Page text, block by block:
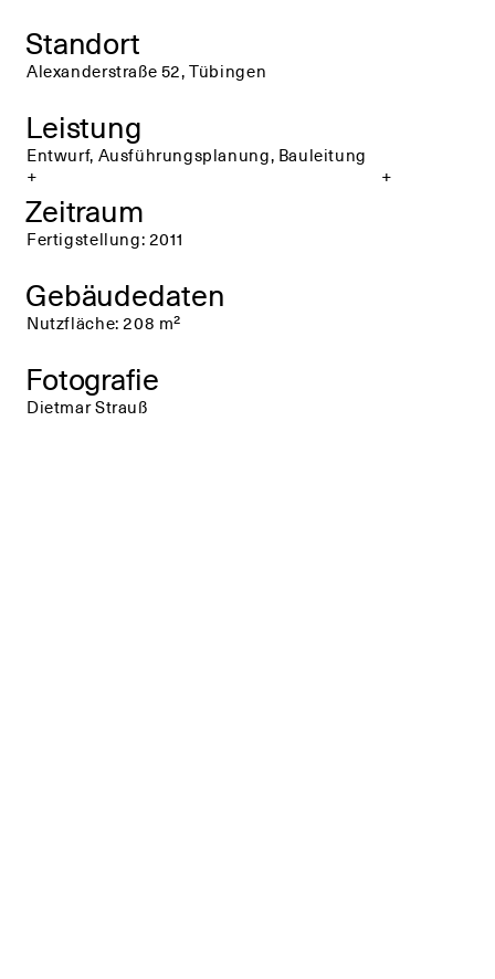
Standort
Alexanderstraße 52, Tübingen
Leistung
Entwurf, Ausführungsplanung, Bauleitung
Zeitraum
Fertigstellung: 2011
Gebäudedaten
Nutzfläche: 208 m²
Fotografie
Dietmar Strauß
+ +